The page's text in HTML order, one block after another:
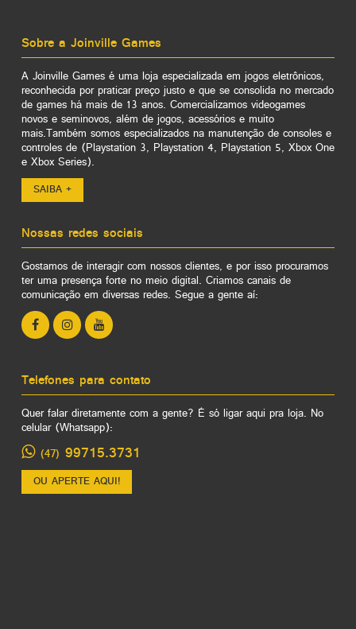
Sobre a Joinville Games
A Joinville Games é uma loja especializada em jogos eletrônicos,
reconhecida por praticar preço justo e que se consolida no mercado
de games há mais de 13 anos. Comercializamos videogames
novos e seminovos, além de jogos, acessórios e muito
mais.Também somos especializados na manutenção de consoles e
controles de (Playstation 3, Playstation 4, Playstation 5, Xbox One
e Xbox Series).
SAIBA +
Nossas redes sociais
Gostamos de interagir com nossos clientes, e por isso procuramos
ter uma presença forte no meio digital. Criamos canais de
comunicação em diversas redes. Segue a gente aí:
Telefones para contato
Quer falar diretamente com a gente? É só ligar aqui pra loja. No
celular (Whatsapp):
(47) 99715.3731
OU APERTE AQUI!